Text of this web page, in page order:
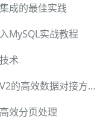
成的最佳实践
MySQL实战教程
术
企业数据集成：旺店通与金蝶云星辰V2的高效数据对接方案
效分页处理